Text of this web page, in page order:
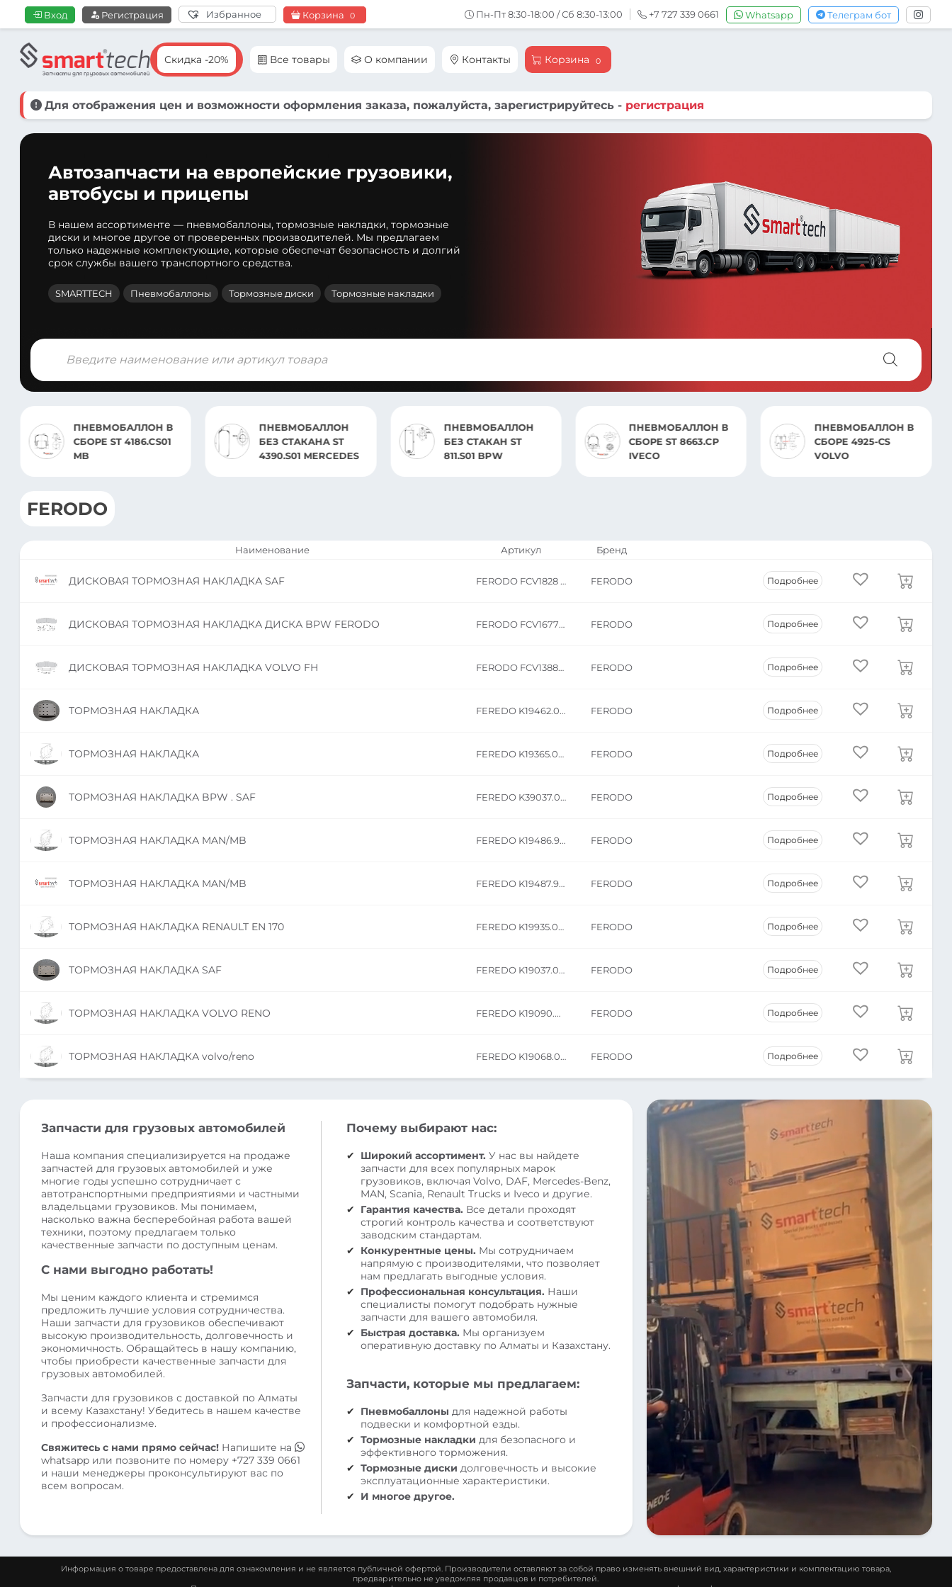
Вход Регистрация Избранное Корзина 0 Пн-Пт 8:30-18:00 / Сб 8:30-13:00 +7 727 339 0661 Whatsapp Телеграм бот
Скидка -20% Все товары О компании Контакты Корзина 0
Для отображения цен и возможности оформления заказа, пожалуйста, зарегистрируйтесь - регистрация
Автозапчасти на европейские грузовики,
автобусы и прицепы
В нашем ассортименте — пневмобаллоны, тормозные накладки, тормозные
диски и многое другое от проверенных производителей. Мы предлагаем
только надежные комплектующие, которые обеспечат безопасность и долгий
срок службы вашего транспортного средства.
SMARTTECH Пневмобаллоны Тормозные диски Тормозные накладки
Поиск
товаров
В
4186.CS01
ПНЕВМОБАЛЛОН
БЕЗ СТАКАНА ST
4390.S01 MERCEDES
ПНЕВМОБАЛЛОН
БЕЗ СТАКАН ST
811.S01 BPW
ПНЕВМОБАЛЛОН В
СБОРЕ ST 8663.CP
ПНЕВМОБАЛЛОН В
СБОРЕ 4925-СS
FERODO
Наименование Артикул Бренд
ДИСКОВАЯ ТОРМОЗНАЯ НАКЛАДКА SAF FERODO FCV1828 SAF FERODO Подробнее
ДИСКОВАЯ ТОРМОЗНАЯ НАКЛАДКА ДИСКА BPW FERODO FERODO FCV1677BPW/AKTROS/KNOR FERODO Подробнее
ДИСКОВАЯ ТОРМОЗНАЯ НАКЛАДКА VOLVO FH FERODO FCV1388B VOLVO FH FERODO Подробнее
ТОРМОЗНАЯ НАКЛАДКА FEREDO K19462.0-F3658 FERODO Подробнее
ТОРМОЗНАЯ НАКЛАДКА FEREDO K19365.0-F3745 FERODO Подробнее
ТОРМОЗНАЯ НАКЛАДКА BPW . SAF FEREDO K39037.0-F3526 FERODO Подробнее
ТОРМОЗНАЯ НАКЛАДКА MAN/MB FEREDO K19486.9-F3672 FERODO Подробнее
ТОРМОЗНАЯ НАКЛАДКА MAN/MB FEREDO K19487.9-F3672 FERODO Подробнее
ТОРМОЗНАЯ НАКЛАДКА RENAULT EN 170 FEREDO K19935.0-F3537 FERODO Подробнее
ТОРМОЗНАЯ НАКЛАДКА SAF FEREDO K19037.0-F3526 FERODO Подробнее
ТОРМОЗНАЯ НАКЛАДКА VOLVO RENO FEREDO K19090.0-F3526 FERODO Подробнее
ТОРМОЗНАЯ НАКЛАДКА volvo/reno FEREDO K19068.0-F3526 FERODO Подробнее
Запчасти для грузовых автомобилей
Наша компания специализируется на продаже
запчастей для грузовых автомобилей и уже
многие годы успешно сотрудничает с
автотранспортными предприятиями и частными
владельцами грузовиков. Мы понимаем,
насколько важна бесперебойная работа вашей
техники, поэтому предлагаем только
качественные запчасти по доступным ценам.
С нами выгодно работать!
Мы ценим каждого клиента и стремимся
предложить лучшие условия сотрудничества.
Наши запчасти для грузовиков обеспечивают
высокую производительность, долговечность и
экономичность. Обращайтесь в нашу компанию,
чтобы приобрести качественные запчасти для
грузовых автомобилей.
Запчасти для грузовиков с доставкой по Алматы
и всему Казахстану! Убедитесь в нашем качестве
и профессионализме.
Свяжитесь с нами прямо сейчас! Напишите на
whatsapp или позвоните по номеру +727 339 0661
и наши менеджеры проконсультируют вас по
всем вопросам.
Почему выбирают нас:
Широкий ассортимент. У нас вы найдете
запчасти для всех популярных марок
грузовиков, включая Volvo, DAF, Mercedes-Benz,
MAN, Scania, Renault Trucks и Iveco и другие.
Гарантия качества. Все детали проходят
строгий контроль качества и соответствуют
заводским стандартам.
Конкурентные цены. Мы сотрудничаем
напрямую с производителями, что позволяет
нам предлагать выгодные условия.
Профессиональная консультация. Наши
специалисты помогут подобрать нужные
запчасти для вашего автомобиля.
Быстрая доставка. Мы организуем
оперативную доставку по Алматы и Казахстану.
Запчасти, которые мы предлагаем:
Пневмобаллоны для надежной работы
подвески и комфортной езды.
Тормозные накладки для безопасного и
эффективного торможения.
Тормозные диски долговечность и высокие
эксплуатационные характеристики.
И многое другое.
Информация о товаре предоставлена для ознакомления и не является публичной офертой. Производители оставляют за собой право изменять внешний вид, характеристики и комплектацию товара,
предварительно не уведомляя продавцов и потребителей.